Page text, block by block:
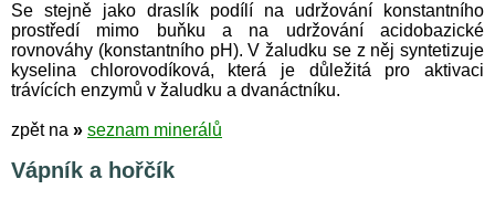
Se stejně jako draslík podílí na udržování konstantního
prostředí mimo buňku a na udržování acidobazické
rovnováhy (konstantního pH). V žaludku se z něj syntetizuje
kyselina chlorovodíková, která je důležitá pro aktivaci
trávících enzymů v žaludku a dvanáctníku.
zpět na » seznam minerálů
Vápník a hořčík